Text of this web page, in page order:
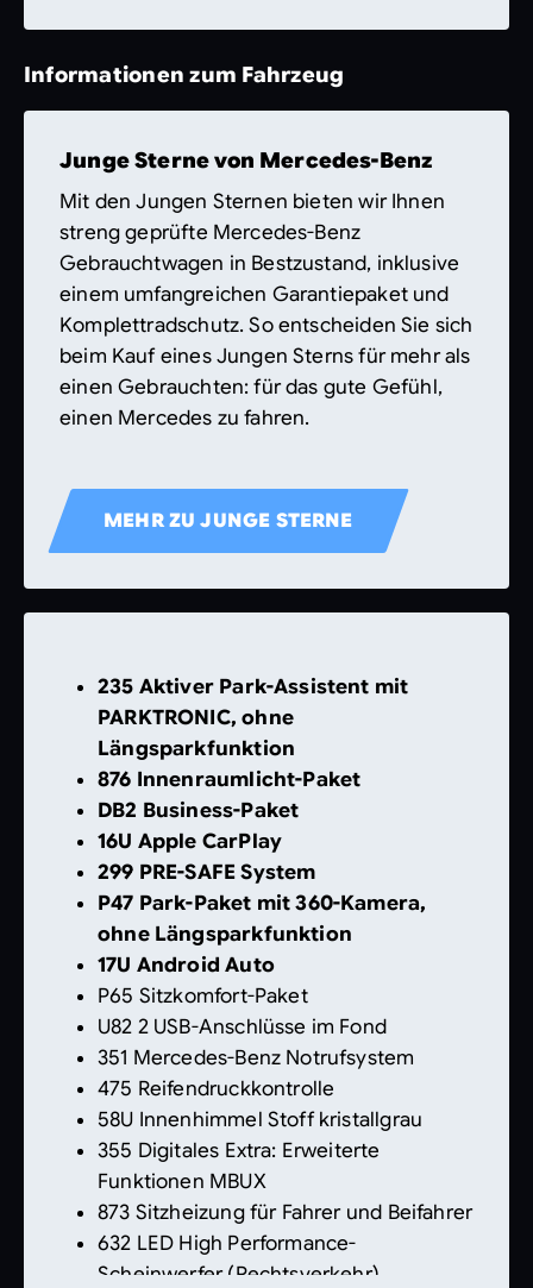
Informationen zum Fahrzeug
Junge Sterne von Mercedes-Benz
Mit den Jungen Sternen bieten wir Ihnen
streng geprüfte Mercedes-Benz
Gebrauchtwagen in Bestzustand, inklusive
einem umfangreichen Garantiepaket und
Komplettradschutz. So entscheiden Sie sich
beim Kauf eines Jungen Sterns für mehr als
einen Gebrauchten: für das gute Gefühl,
einen Mercedes zu fahren.
MEHR ZU JUNGE STERNE
235 Aktiver Park-Assistent mit
PARKTRONIC, ohne
Längsparkfunktion
876 Innenraumlicht-Paket
DB2 Business-Paket
16U Apple CarPlay
299 PRE-SAFE System
P47 Park-Paket mit 360-Kamera,
ohne Längsparkfunktion
17U Android Auto
P65 Sitzkomfort-Paket
U82 2 USB-Anschlüsse im Fond
351 Mercedes-Benz Notrufsystem
475 Reifendruckkontrolle
58U Innenhimmel Stoff kristallgrau
355 Digitales Extra: Erweiterte
Funktionen MBUX
873 Sitzheizung für Fahrer und Beifahrer
632 LED High Performance-
Scheinwerfer (Rechtsverkehr)